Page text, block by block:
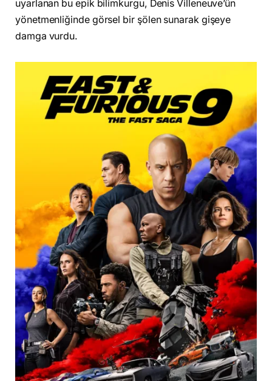
uyarlanan bu epik bilimkurgu, Denis Villeneuve’ün
yönetmenliğinde görsel bir şölen sunarak gişeye
damga vurdu.